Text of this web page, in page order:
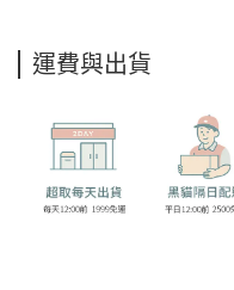
運費與出貨